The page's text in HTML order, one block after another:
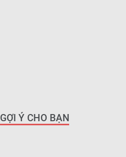
GỢI Ý CHO BẠN